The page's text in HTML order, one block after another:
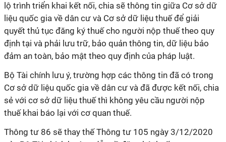
lộ trình triển khai kết nối, chia sẽ thông tin giữa Cơ sở dữ
liệu quốc gia về dân cư và Cơ sở dữ liệu thuế để giải
quyết thủ tục đăng ký thuế cho người nộp thuế theo quy
định tại và phải lưu trữ, bảo quản thông tin, dữ liệu bảo
đảm an toàn, bảo mật theo quy định của pháp luật.
Bộ Tài chính lưu ý, trường hợp các thông tin đã có trong
Cơ sở dữ liệu quốc gia về dân cư và đã được kết nối, chia
sẻ với cơ sở dữ liệu thuế thì không yêu cầu người nộp
thuế khai báo lại với cơ quan thuế.
Thông tư 86 sẽ thay thế Thông tư 105 ngày 3/12/2020